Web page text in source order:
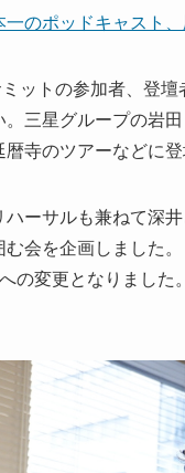
一のポッドキャスト
ットの参加者、登
。三星グループの岩
暦寺のツアーなどに
ハーサルも兼ねて深
む会を企画しました
の変更となりまし